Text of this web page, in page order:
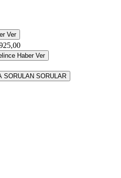
Ver
Haber Ver
SORULAN SORULAR